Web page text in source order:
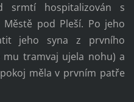
srmtí hospitalizován s
pod Pleší. Po jeho
jeho syna z prvního
mu tramvaj ujela nohu) a
měla v prvním patře